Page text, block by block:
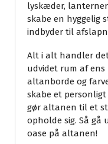
lyskæder,
skabe en hyggelig
indbyder til
Alt i alt handler
udvidet rum af ens
altanborde og
skabe et
gør altanen til et
opholde sig. Så gå
oase på altanen!